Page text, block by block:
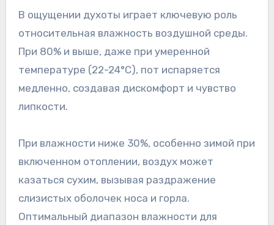
В ощущении духоты играет ключевую роль
относительная влажность воздушной среды.
При 80% и выше, даже при умеренной
температуре (22-24°C), пот испаряется
медленно, создавая дискомфорт и чувство
липкости.
При влажности ниже 30%, особенно зимой при
включенном отоплении, воздух может
казаться сухим, вызывая раздражение
слизистых оболочек носа и горла.
Оптимальный диапазон влажности для